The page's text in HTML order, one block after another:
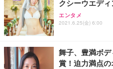
クシーウエデ
エンタメ
2021.6.25(金) 6:00
舞子、豊満ボ
賞！迫力満点